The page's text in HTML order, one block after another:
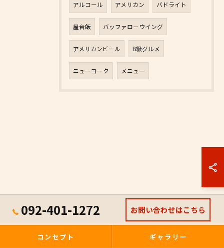
アルコール アメリカン バドライト
屋台飯 バッファローウイング
アメリカンビール B級グルメ
ニューヨーク メニュー
092-401-1272 お問い合わせはこちら
コンセプト ギャラリー